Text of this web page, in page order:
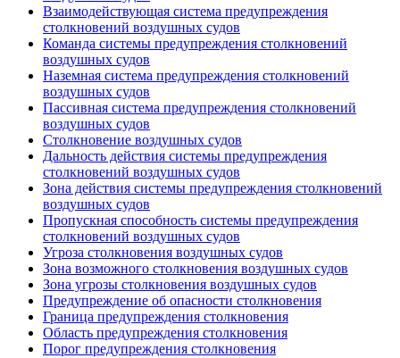
Взаимодействующая система предупреждения
столкновений воздушных судов
Команда системы предупреждения столкновений
воздушных судов
Наземная система предупреждения столкновений
воздушных судов
Пассивная система предупреждения столкновений
воздушных судов
Столкновение воздушных судов
Дальность действия системы предупреждения
столкновений воздушных судов
Зона действия системы предупреждения столкновений
воздушных судов
Пропускная способность системы предупреждения
столкновений воздушных судов
Угроза столкновения воздушных судов
Зона возможного столкновения воздушных судов
Зона угрозы столкновения воздушных судов
Предупреждение об опасности столкновения
Граница предупреждения столкновения
Область предупреждения столкновения
Порог предупреждения столкновения